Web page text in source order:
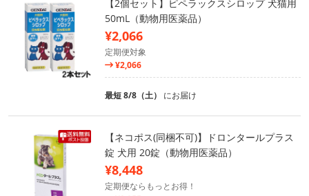
【2個セット】ピペラックスシロップ 犬猫用
50mL（動物用医薬品）
¥2,066
定期便対象
¥2,066
最短 8/8（土） にお届け
【ネコポス(同梱不可)】ドロンタールプラス
錠 犬用 20錠（動物用医薬品）
¥8,448
定期便ならもっとお得！